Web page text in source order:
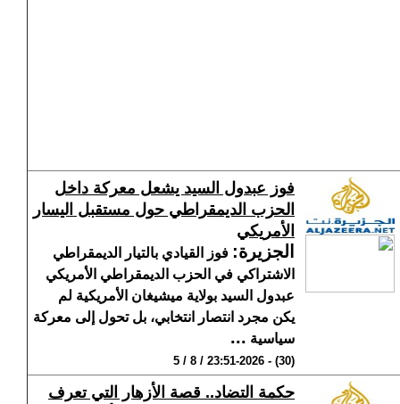
فوز عبدول السيد يشعل معركة داخل
الحزب الديمقراطي حول مستقبل اليسار
الأمريكي
الجزيرة: فوز القيادي بالتيار الديمقراطي
الاشتراكي في الحزب الديمقراطي الأمريكي
عبدول السيد بولاية ميشيغان الأمريكية لم
يكن مجرد انتصار انتخابي، بل تحول إلى معركة
سياسية ...
(30) - 23:51-2026 / 8 / 5
حكمة التضاد.. قصة الأزهار التي تعرف